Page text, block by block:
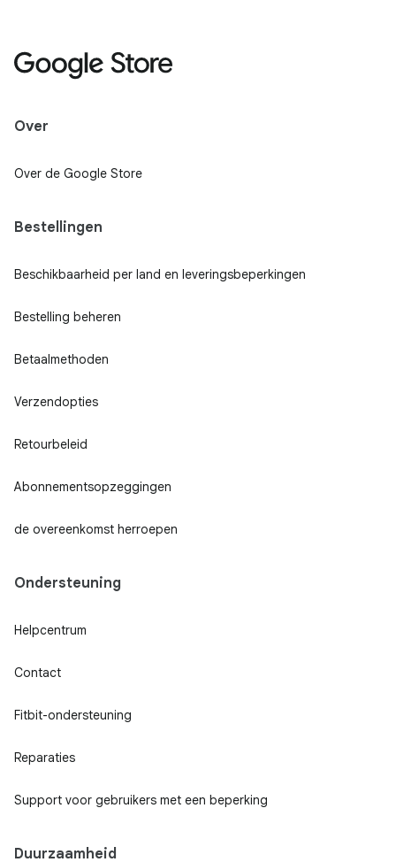
Over
Over de Google Store
Bestellingen
Beschikbaarheid per land en leveringsbeperkingen
Bestelling beheren
Betaalmethoden
Verzendopties
Retourbeleid
Abonnementsopzeggingen
de overeenkomst herroepen
Ondersteuning
Helpcentrum
Contact
Fitbit-ondersteuning
Reparaties
Support voor gebruikers met een beperking
Duurzaamheid